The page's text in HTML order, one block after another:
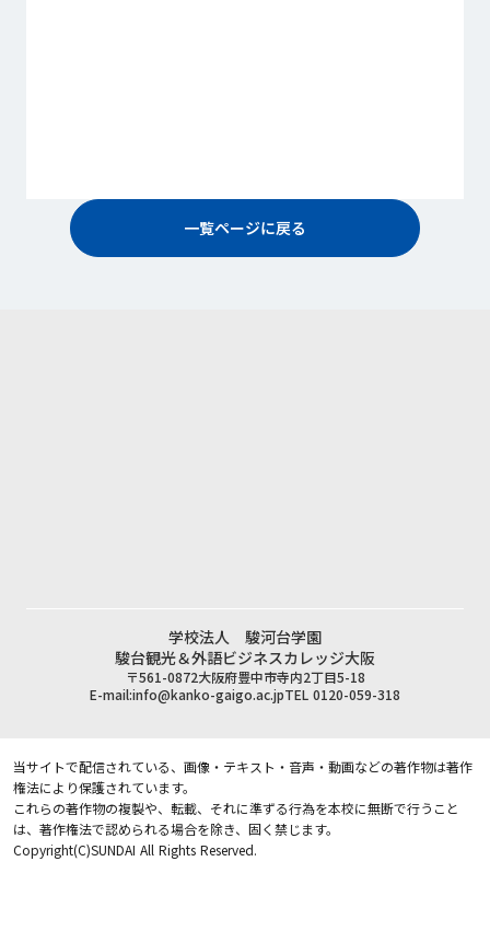
一覧ページに戻る
学校法人 駿河台学園
駿台観光＆外語ビジネスカレッジ大阪
〒561-0872大阪府豊中市寺内2丁目5-18
E-mail:info@kanko-gaigo.ac.jpTEL 0120-059-318
当サイトで配信されている、画像・テキスト・音声・動画などの著作物は著作
権法により保護されています。
これらの著作物の複製や、転載、それに準ずる行為を本校に無断で行うこと
は、著作権法で認められる場合を除き、固く禁じます。
Copyright(C)SUNDAI All Rights Reserved.